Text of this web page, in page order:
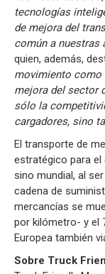
tecnologías
de mejora del
común a nuestras
quien, además,
movimiento como
mejora del sector
sólo la
cargadores, sino
El transporte de
estratégico para el
sino mundial, al
cadena de
mercancías se
por kilómetro- y el
Europea también
Sobre Truck